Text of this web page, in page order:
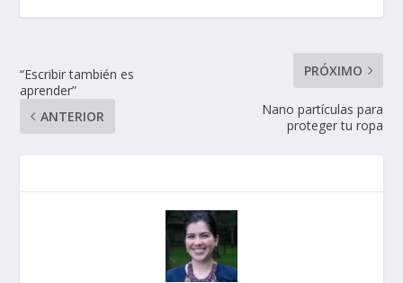
“Escribir también es
aprender”
ANTERIOR
PRÓXIMO
Nano partículas para
proteger tu ropa